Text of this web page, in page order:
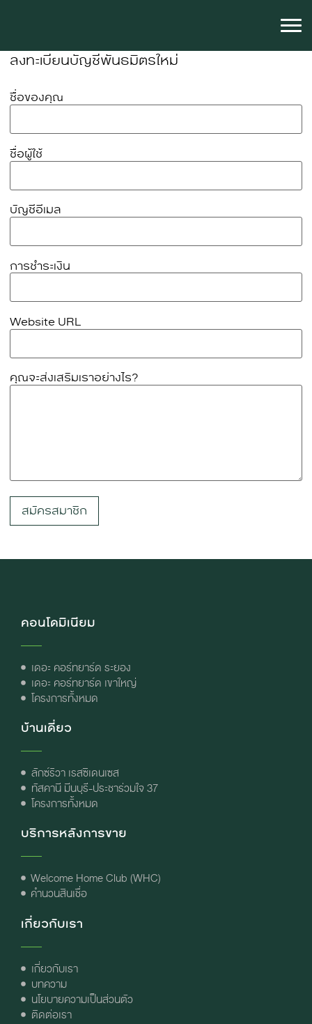
ลงทะเบียนบัญชีพันธมิตรใหม่
ชื่อของคุณ
ชื่อผู้ใช้
บัญชีอีเมล
การชำระเงิน
Website URL
คุณจะส่งเสริมเราอย่างไร?
คอนโดมิเนียม
เดอะ คอร์ทยาร์ด ระยอง
เดอะ คอร์ทยาร์ด เขาใหญ่
โครงการทั้งหมด
บ้านเดี่ยว
ลักซ์ริวา เรสซิเดนเซส
ทัสคานี มีนบุรี-ประชาร่วมใจ 37
โครงการทั้งหมด
บริการหลังการขาย
Welcome Home Club (WHC)
คำนวนสินเชื่อ
เกี่ยวกับเรา
เกี่ยวกับเรา
บทความ
นโยบายความเป็นส่วนตัว
ติดต่อเรา